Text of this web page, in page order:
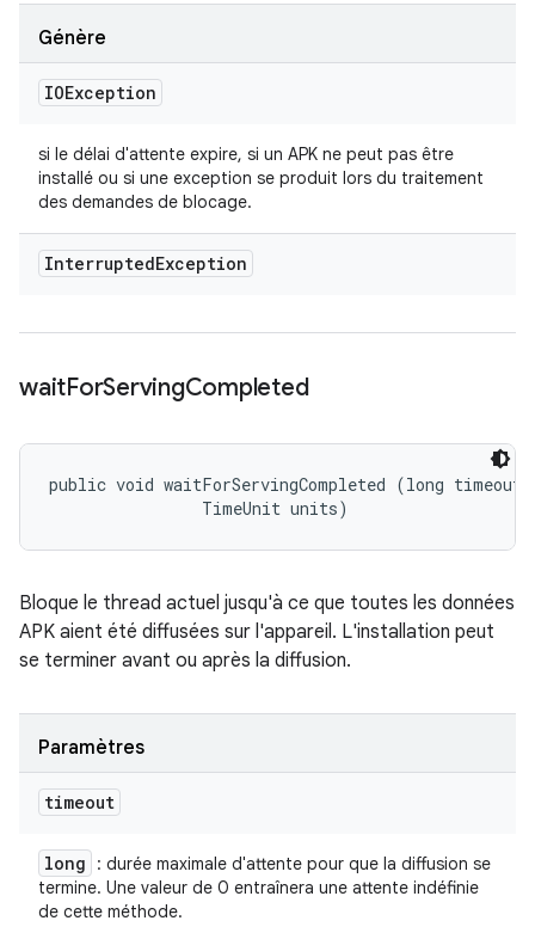
Génère
IOException
si le délai d'attente expire, si un APK ne peut pas être
installé ou si une exception se produit lors du traitement
des demandes de blocage.
InterruptedException
waitForServingCompleted
public void waitForServingCompleted (long
                TimeUnit units)
Bloque le thread actuel jusqu'à ce que toutes les données
APK aient été diffusées sur l'appareil. L'installation peut
se terminer avant ou après la diffusion.
Paramètres
timeout
long
: durée maximale d'attente pour que la diffusion se
termine. Une valeur de 0 entraînera une attente indéfinie
de cette méthode.